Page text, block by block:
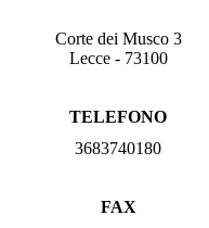
Corte dei Musco 3
Lecce - 73100
TELEFONO
3683740180
FAX